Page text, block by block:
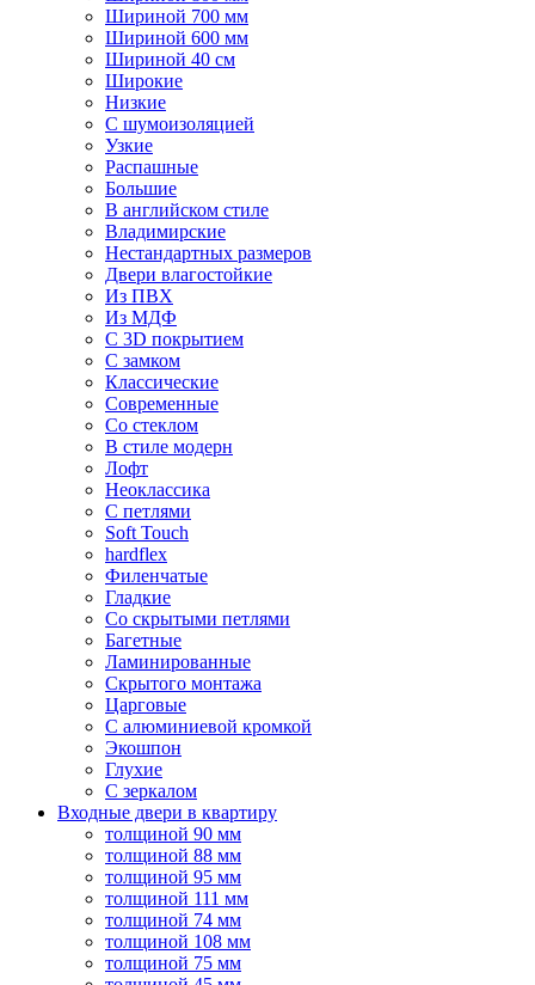
Шириной 700 мм
Шириной 600 мм
Шириной 40 см
Широкие
Низкие
С шумоизоляцией
Узкие
Распашные
Большие
В английском стиле
Владимирские
Нестандартных размеров
Двери влагостойкие
Из ПВХ
Из МДФ
С 3D покрытием
С замком
Классические
Современные
Со стеклом
В стиле модерн
Лофт
Неоклассика
С петлями
Soft Touch
hardflex
Филенчатые
Гладкие
Со скрытыми петлями
Багетные
Ламинированные
Скрытого монтажа
Царговые
С алюминиевой кромкой
Экошпон
Глухие
С зеркалом
Входные двери в квартиру
толщиной 90 мм
толщиной 88 мм
толщиной 95 мм
толщиной 111 мм
толщиной 74 мм
толщиной 108 мм
толщиной 75 мм